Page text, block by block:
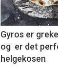
6
Gyros er
og er det
helgekosen